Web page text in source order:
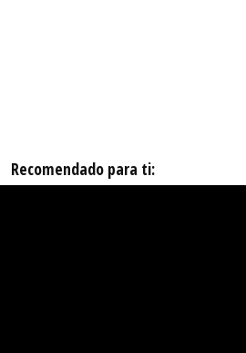
Recomendado para ti: